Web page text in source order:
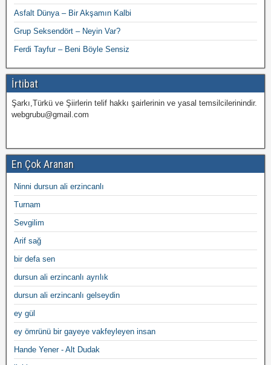
Asfalt Dünya – Bir Akşamın Kalbi
Grup Seksendört – Neyin Var?
Ferdi Tayfur – Beni Böyle Sensiz
İrtibat
Şarkı,Türkü ve Şiirlerin telif hakkı şairlerinin ve yasal temsilcilerinindir.
webgrubu@gmail.com
En Çok Aranan
Ninni dursun ali erzincanlı
Turnam
Sevgilim
Arif sağ
bir defa sen
dursun ali erzincanlı ayrılık
dursun ali erzincanlı gelseydin
ey gül
ey ömrünü bir gayeye vakfeyleyen insan
Hande Yener - Alt Dudak